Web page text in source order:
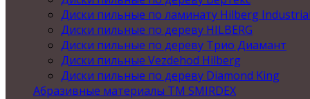
Диски пильные по ламинату Hilberg
Диски пильные по дереву HILBERG
Диски пильные по дереву Трио Диамант
Диски пильные Vezdehod Hilberg
Диски пильные по дереву Diamond King
Абразивные материалы ТМ SMIRDEX